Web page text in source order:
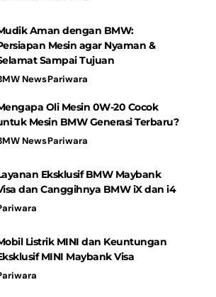
Aman dengan BMW:
Mesin agar Nyaman &
Sampai Tujuan
NewsPariwara
Oli Mesin 0W-20 Cocok
Mesin BMW Generasi Terbaru?
NewsPariwara
Eksklusif BMW Maybank
dan Canggihnya BMW iX dan i4
Listrik MINI dan Keuntungan
MINI Maybank Visa